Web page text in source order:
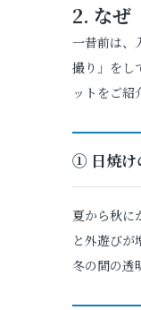
2. なぜ
一昔前は、
撮り」をし
ットをご紹
① 日焼け
夏から秋に
と外遊びが
冬の間の透